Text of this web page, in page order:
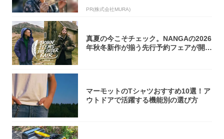
PR(株式会社MURA)
真夏の今こそチェック。NANGAの2026
年秋冬新作が揃う先行予約フェアが開催
マーモットのTシャツおすすめ10選！ア
ウトドアで活躍する機能別の選び方